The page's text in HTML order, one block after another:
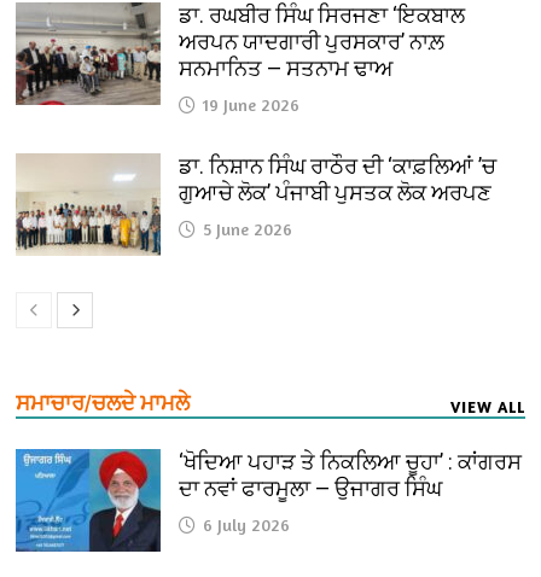
ਡਾ. ਰਘਬੀਰ ਸਿੰਘ ਸਿਰਜਣਾ ‘ਇਕਬਾਲ
ਅਰਪਨ ਯਾਦਗਾਰੀ ਪੁਰਸਕਾਰ’ ਨਾਲ਼
ਸਨਮਾਨਿਤ — ਸਤਨਾਮ ਢਾਅ
19 June 2026
ਡਾ. ਨਿਸ਼ਾਨ ਸਿੰਘ ਰਾਠੌਰ ਦੀ ‘ਕਾਫ਼ਲਿਆਂ ’ਚ
ਗੁਆਚੇ ਲੋਕ’ ਪੰਜਾਬੀ ਪੁਸਤਕ ਲੋਕ ਅਰਪਣ
5 June 2026
ਸਮਾਚਾਰ/ਚਲਦੇ ਮਾਮਲੇ VIEW ALL
‘ਖੋਦਿਆ ਪਹਾੜ ਤੇ ਨਿਕਲਿਆ ਚੂਹਾ’ : ਕਾਂਗਰਸ
ਦਾ ਨਵਾਂ ਫਾਰਮੂਲਾ — ਉਜਾਗਰ ਸਿੰਘ
6 July 2026